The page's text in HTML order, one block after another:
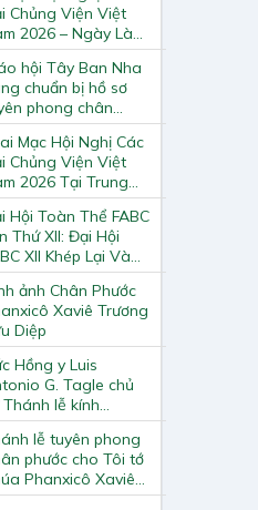
Chủng Viện Việt
2026 – Ngày Làm
Cuối Cùng
hội Tây Ban Nha
chuẩn bị hồ sơ
phong chân
và phong thánh
3.344 vị
Mạc Hội Nghị Các
Chủng Viện Việt
2026 Tại Trung
Mục Vụ Giáo
Vinh
Hội Toàn Thể FABC
Thứ XII: Đại Hội
XII Khép Lại Và
Ra Một Hành Trình
Cho Giáo Hội Tại
Á
ảnh Chân Phước
Xaviê Trương
Diệp
Hồng y Luis
G. Tagle chủ
Thánh lễ kính
Tô-ma Tông đồ
Nhà thờ Chính tòa
Nội
lễ tuyên phong
phước cho Tôi tớ
Phanxicô Xaviê
Bửu Diệp